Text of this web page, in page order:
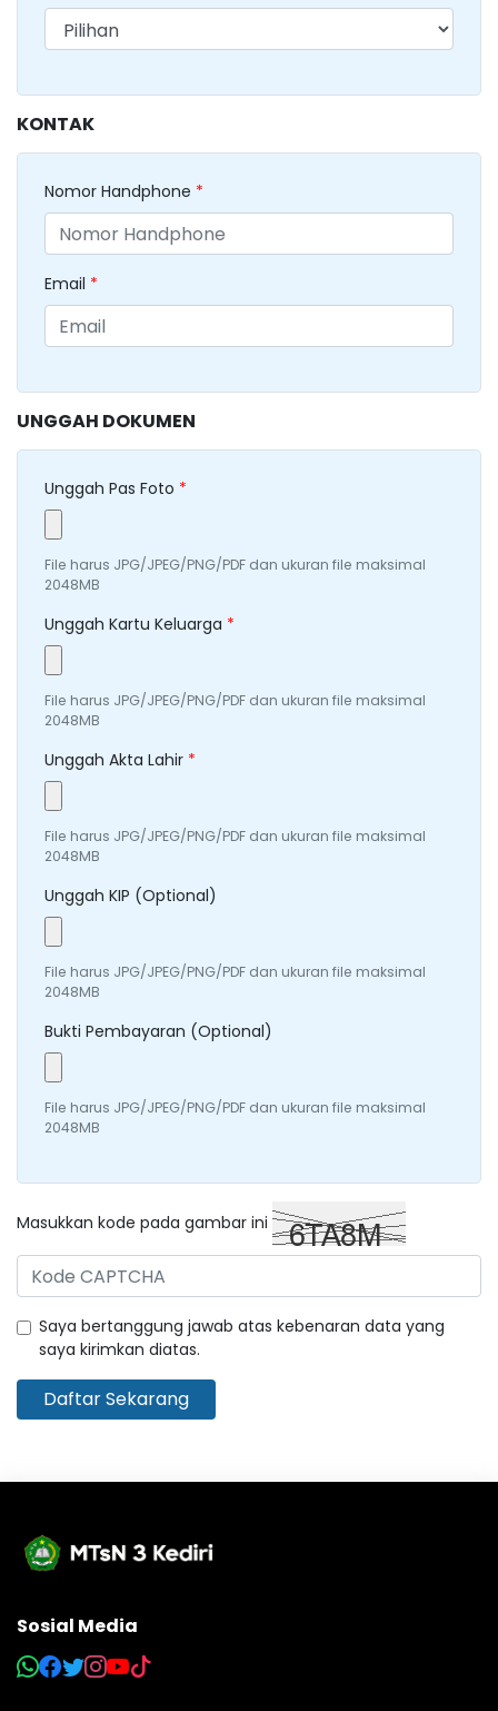
KONTAK
Nomor Handphone *
Email *
UNGGAH DOKUMEN
Unggah Pas Foto *
File harus JPG/JPEG/PNG/PDF dan ukuran file maksimal
2048MB
Unggah Kartu Keluarga *
File harus JPG/JPEG/PNG/PDF dan ukuran file maksimal
2048MB
Unggah Akta Lahir *
File harus JPG/JPEG/PNG/PDF dan ukuran file maksimal
2048MB
Unggah KIP (Optional)
File harus JPG/JPEG/PNG/PDF dan ukuran file maksimal
2048MB
Bukti Pembayaran (Optional)
File harus JPG/JPEG/PNG/PDF dan ukuran file maksimal
2048MB
Masukkan kode pada gambar ini
Saya bertanggung jawab atas kebenaran data yang
saya kirimkan diatas.
Daftar Sekarang
Sosial Media